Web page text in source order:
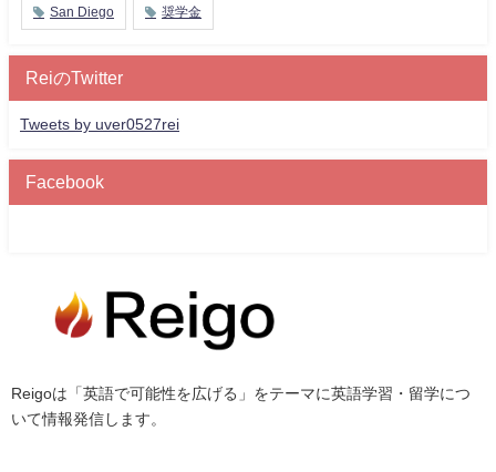
San Diego 奨学金
ReiのTwitter
Tweets by uver0527rei
Facebook
Reigoは「英語で可能性を広げる」をテーマに英語学習・留学につ
いて情報発信します。